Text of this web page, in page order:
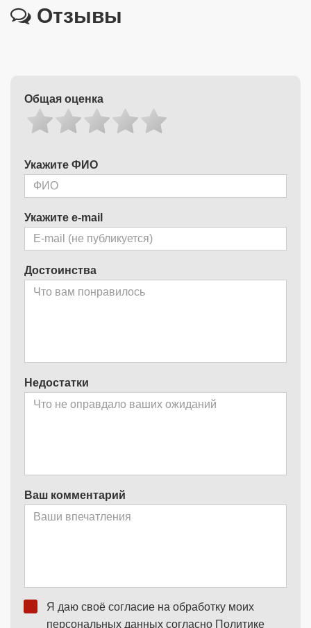
Отзывы
Общая оценка
Укажите ФИО
Укажите e-mail
Достоинства
Недостатки
Ваш комментарий
Я даю своё согласие на обработку моих
персональных данных согласно Политике